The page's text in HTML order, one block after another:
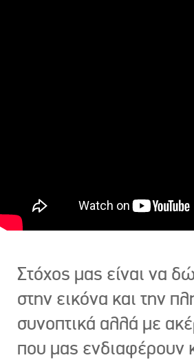
Στόχος μας είναι να
στην εικόνα και την
συνοπτικά αλλά με
που μας ενδιαφέρουν